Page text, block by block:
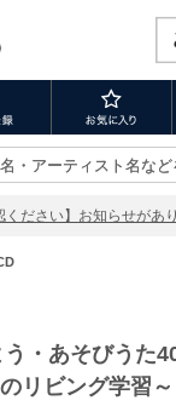
・アーティスト名など
・アーティスト名など
ください】お知らせがあ
・あそびうた
リビング学習